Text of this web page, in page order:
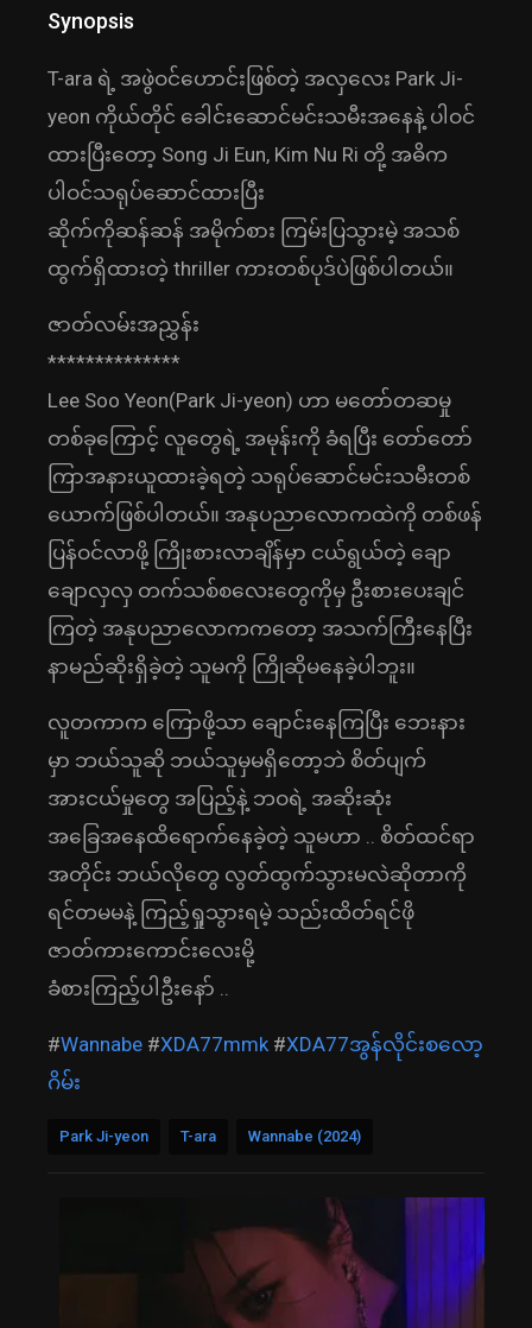
Synopsis
T-ara ရဲ့ အဖွဲဝင်ဟောင်းဖြစ်တဲ့ အလှလေး Park Ji-
yeon ကိုယ်တိုင် ခေါင်းဆောင်မင်းသမီးအနေနဲ့ ပါဝင်
ထားပြီးတော့ Song Ji Eun, Kim Nu Ri တို့ အဓိက
ပါဝင်သရုပ်ဆောင်ထားပြီး
ဆိုက်ကိုဆန်ဆန် အမိုက်စား ကြမ်းပြသွားမဲ့ အသစ်
ထွက်ရှိထားတဲ့ thriller ကားတစ်ပုဒ်ပဲဖြစ်ပါတယ်။
ဇာတ်လမ်းအညွှန်း
**************
Lee Soo Yeon(Park Ji-yeon) ဟာ မတော်တဆမှု
တစ်ခုကြောင့် လူတွေရဲ့ အမုန်းကို ခံရပြီး တော်တော်
ကြာအနားယူထားခဲ့ရတဲ့ သရုပ်ဆောင်မင်းသမီးတစ်
ယောက်ဖြစ်ပါတယ်။ အနုပညာလောကထဲကို တစ်ဖန်
ပြန်ဝင်လာဖို့ ကြိုးစားလာချိန်မှာ ငယ်ရွယ်တဲ့ ချော
ချောလှလှ တက်သစ်စလေးတွေကိုမှ ဦးစားပေးချင်
ကြတဲ့ အနုပညာလောကကတော့ အသက်ကြီးနေပြီး
နာမည်ဆိုးရှိခဲ့တဲ့ သူမကို ကြိုဆိုမနေခဲ့ပါဘူး။
လူတကာက ကြောဖို့သာ ချောင်းနေကြပြီး ဘေးနား
မှာ ဘယ်သူဆို ဘယ်သူမှမရှိတော့ဘဲ စိတ်ပျက်
အားငယ်မှုတွေ အပြည့်နဲ့ ဘဝရဲ့ အဆိုးဆုံး
အခြေအနေထိရောက်နေခဲ့တဲ့ သူမဟာ .. စိတ်ထင်ရာ
အတိုင်း ဘယ်လိုတွေ လွတ်ထွက်သွားမလဲဆိုတာကို
ရင်တမမနဲ့ ကြည့်ရှုသွားရမဲ့ သည်းထိတ်ရင်ဖို
ဇာတ်ကားကောင်းလေးမို့
ခံစားကြည့်ပါဦးနော် ..
#Wannabe #XDA77mmk#XDA77အွန်လိုင်းစလော့
ဂိမ်း
Park Ji-yeon T-ara Wannabe (2024)